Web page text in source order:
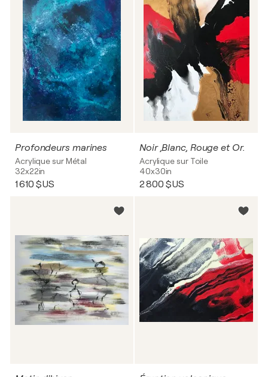
Profondeurs marines
Acrylique sur Métal
32x22in
1 610 $US
Noir ,Blanc, Rouge et Or.
Acrylique sur Toile
40x30in
2 800 $US